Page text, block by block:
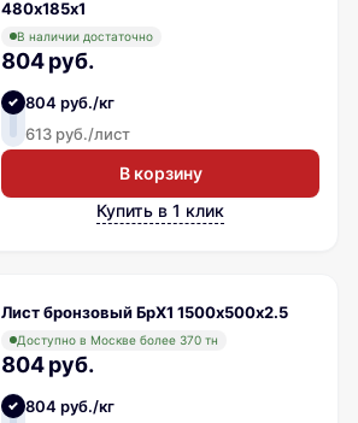
480х185х1
В наличии достаточно
804 руб.
804 руб./кг
613 руб./лист
В корзину
Купить в 1 клик
Лист бронзовый БрХ1 1500х500х2.5
Доступно в Москве более 370 тн
804 руб.
804 руб./кг